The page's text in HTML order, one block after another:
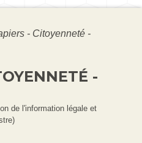
- Citoyenneté -
-
de l'information légale et